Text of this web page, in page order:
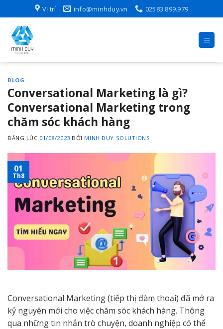
to
content
Vị trí info@minhduy.vn 02583.899.979
BLOG
Conversational Marketing là gì?
Conversational Marketing trong
chăm sóc khách hàng
ĐĂNG LÚC 01/08/2023 BỞI MINH DUY SOLUTIONS
01
Th8
Conversational Marketing (tiếp thị đàm thoại) đã mở ra
kỷ nguyên mới cho việc chăm sóc khách hàng. Thông
qua những tin nhắn trò chuyện, doanh nghiệp có thể